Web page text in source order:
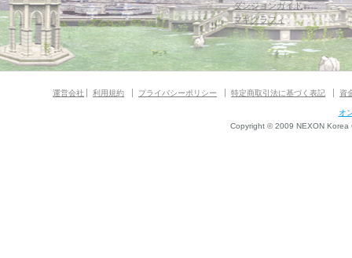
ダンジョンガイド
マギグラフィ
運営会社 利用規約 プライバシーポリシー 特定商取引法に基づく表記 資
オ
Copyright © 2009 NEXON Korea